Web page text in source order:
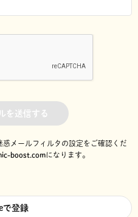
を送信する
メールフィルタの設定をご確認くだ
boost.comになります。
で登録